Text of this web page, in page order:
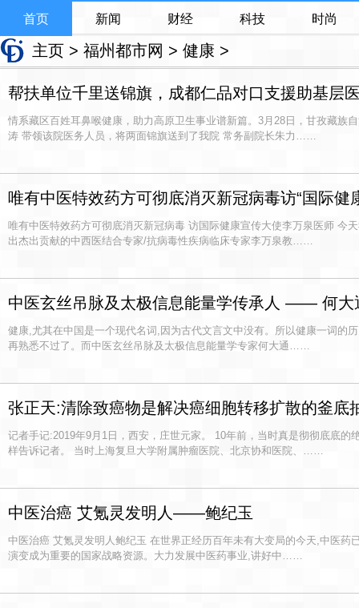
首页 新闻 财经 科技 时尚
主页 > 福州都市网 > 健康 >
帮扶单位千里送锦旗，成都仁品对口支援助基层
情系藏区百姓耳鼻喉健康，助力高原卫生事业谱新篇。3月28日，甘孜藏族
涛 带领该院医务人员，将两面锦旗送到了我院 常务副院长朱力……
唯有中医特效药方可彻底消灭新冠病毒访“国际健
唯有中医特效药方可彻底消灭新冠病毒 访国际健康宣传大使李万泉医师 今
出杰出贡献的中西医结合专家/抗病毒性疾病临床专家李万泉教……
中医玄丝吊脉及太极信息能量学传承人 —— 何大
健康,尤其在中国是一个现代名词,因为古代文言文中没有。所以健康一词的
再熟悉不过了。而中医玄丝吊脉及太极信息能量学专家何大通……
张正天:清除致癌物是解决癌细胞转移扩散的釜底
记者手记:2019年9月1日，西安，庄世元家。 10年前，当时真是彻彻底底的
样告诉记者。 当时上海复旦大学附属肿瘤医院、北京协和医院、……
中医治癌 艾氪灵发明人——鲍纪玉
中医治癌 艾氪灵发明人鲍纪玉 在世界正经历百年未有大变局的今天,中医药
演变成为重要的国家战略资源。大力发展中医药事业,讲好中……